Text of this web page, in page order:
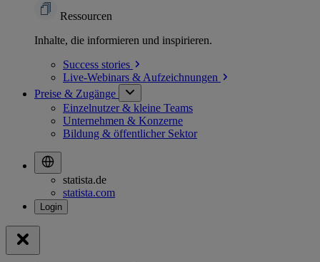
Ressourcen
Inhalte, die informieren und inspirieren.
Success stories
Live-Webinars & Aufzeichnungen
Preise & Zugänge
Einzelnutzer & kleine Teams
Unternehmen & Konzerne
Bildung & öffentlicher Sektor
statista.de
statista.com